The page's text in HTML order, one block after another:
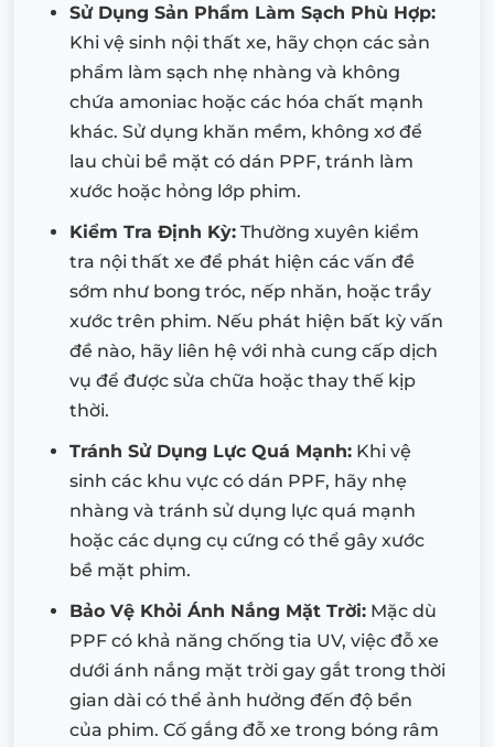
Sử Dụng Sản Phẩm Làm Sạch Phù Hợp:
Khi vệ sinh nội thất xe, hãy chọn các sản
phẩm làm sạch nhẹ nhàng và không
chứa amoniac hoặc các hóa chất mạnh
khác. Sử dụng khăn mềm, không xơ để
lau chùi bề mặt có dán PPF, tránh làm
xước hoặc hỏng lớp phim.
Kiểm Tra Định Kỳ: Thường xuyên kiểm
tra nội thất xe để phát hiện các vấn đề
sớm như bong tróc, nếp nhăn, hoặc trầy
xước trên phim. Nếu phát hiện bất kỳ vấn
đề nào, hãy liên hệ với nhà cung cấp dịch
vụ để được sửa chữa hoặc thay thế kịp
thời.
Tránh Sử Dụng Lực Quá Mạnh: Khi vệ
sinh các khu vực có dán PPF, hãy nhẹ
nhàng và tránh sử dụng lực quá mạnh
hoặc các dụng cụ cứng có thể gây xước
bề mặt phim.
Bảo Vệ Khỏi Ánh Nắng Mặt Trời: Mặc dù
PPF có khả năng chống tia UV, việc đỗ xe
dưới ánh nắng mặt trời gay gắt trong thời
gian dài có thể ảnh hưởng đến độ bền
của phim. Cố gắng đỗ xe trong bóng râm